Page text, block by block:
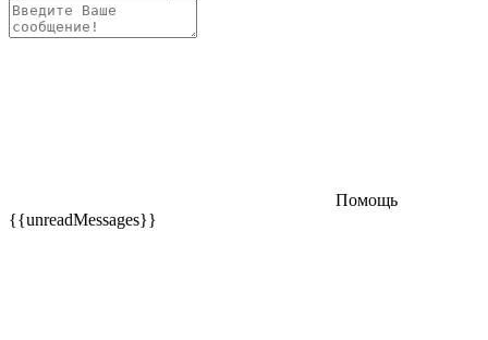
Помощь
{{unreadMessages}}